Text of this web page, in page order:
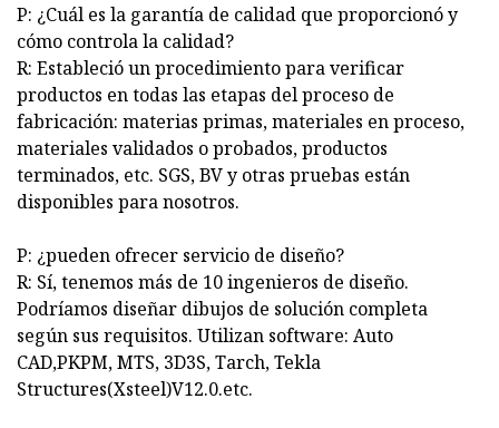
P: ¿Cuál es la garantía de calidad que proporcionó y
cómo controla la calidad?
R: Estableció un procedimiento para verificar
productos en todas las etapas del proceso de
fabricación: materias primas, materiales en proceso,
materiales validados o probados, productos
terminados, etc. SGS, BV y otras pruebas están
disponibles para nosotros.
P: ¿pueden ofrecer servicio de diseño?
R: Sí, tenemos más de 10 ingenieros de diseño.
Podríamos diseñar dibujos de solución completa
según sus requisitos. Utilizan software: Auto
CAD,PKPM, MTS, 3D3S, Tarch, Tekla
Structures(Xsteel)V12.0.etc.